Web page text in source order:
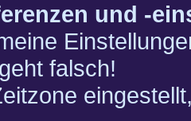
und -
falsch!